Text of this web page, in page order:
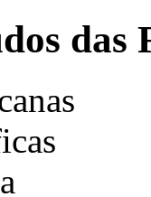
das